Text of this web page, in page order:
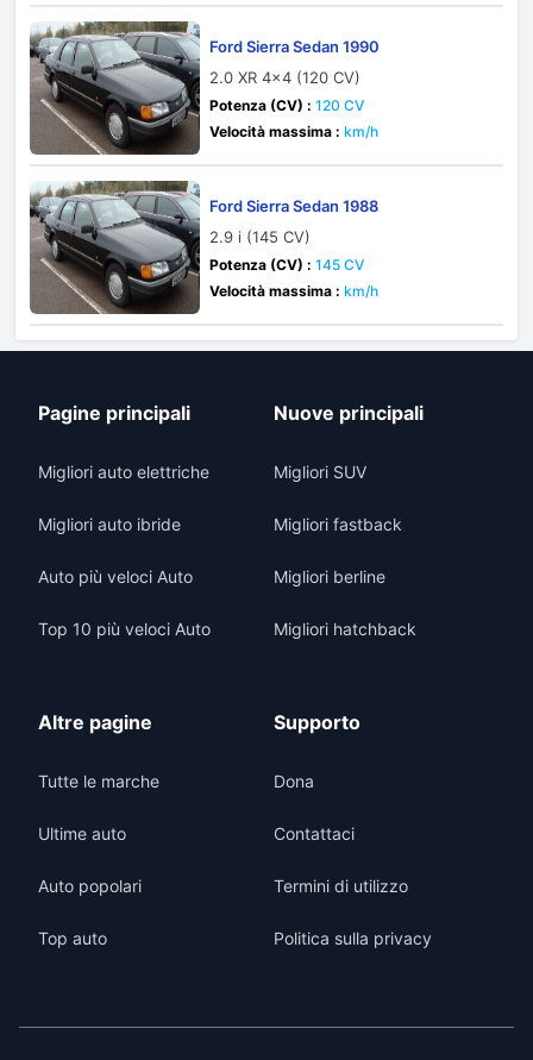
Ford Sierra Sedan 1990
2.0 XR 4x4 (120 CV)
Potenza (CV) : 120 CV
Velocità massima : km/h
Ford Sierra Sedan 1988
2.9 i (145 CV)
Potenza (CV) : 145 CV
Velocità massima : km/h
Pagine principali
Migliori auto elettriche
Migliori auto ibride
Auto più veloci Auto
Top 10 più veloci Auto
Nuove principali
Migliori SUV
Migliori fastback
Migliori berline
Migliori hatchback
Altre pagine
Tutte le marche
Ultime auto
Auto popolari
Top auto
Supporto
Dona
Contattaci
Termini di utilizzo
Politica sulla privacy